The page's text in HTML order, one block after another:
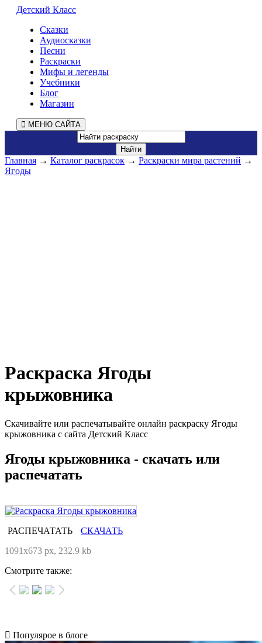
Детский Класс
Сказки
Аудиосказки
Песни
Раскраски
Мифы и легенды
Учебники
Блог
Магазин
МЕНЮ САЙТА
Главная → Каталог раскрасок → Раскраски мира растений →
Ягоды
Раскраска Ягоды
крыжовника
Скачивайте или распечатывайте онлайн раскраску Ягоды
крыжовника с сайта Детский Класс
Ягоды крыжовника - скачать или
распечатать
РАСПЕЧАТАТЬ
СКАЧАТЬ
1091x673 px, 232.9 kb
Смотрите также:
Популярое в блоге